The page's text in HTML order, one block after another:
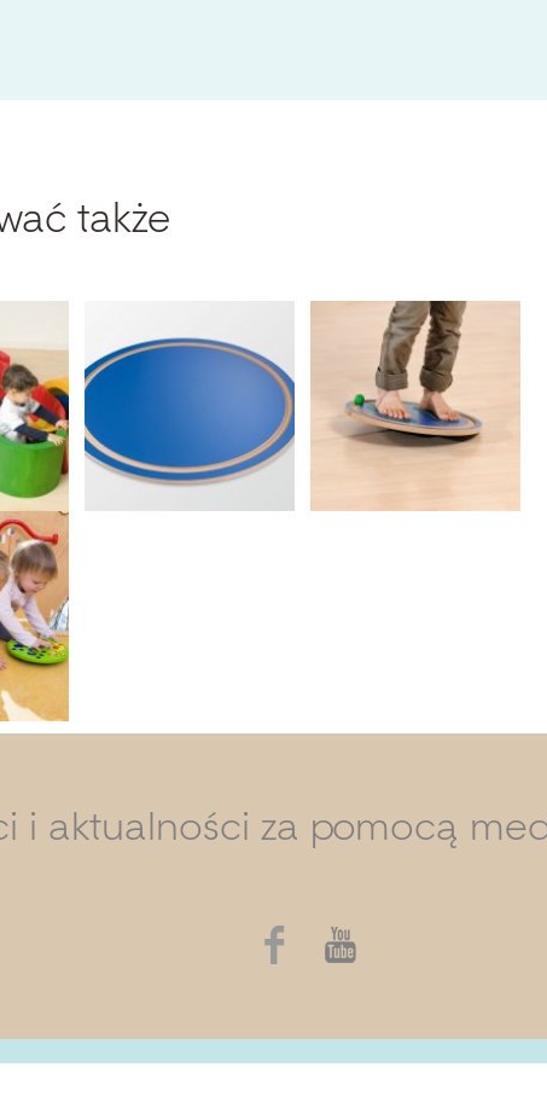
także
i aktualności za pomocą